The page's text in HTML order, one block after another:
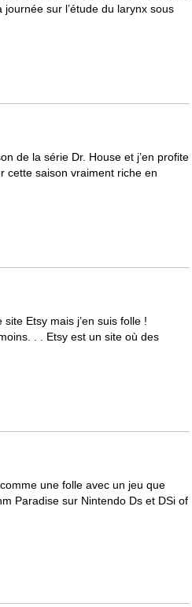
sur l’étude du larynx sous
de la série Dr. House et j’en profite
cette saison vraiment riche en
Etsy mais j’en suis folle !
. . Etsy est un site où des
une folle avec un jeu que
Paradise sur Nintendo Ds et DSi of